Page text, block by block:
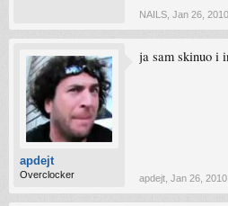
NAILS Jan 26, 2010
apdejt
Overclocker
ja sam skinuo i
apdejt Jan 26, 2010